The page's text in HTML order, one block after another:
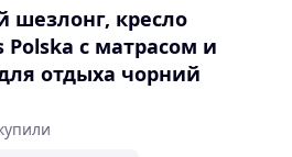
шезлонг, кресло
Polska с матрасом и
отдыха чорний